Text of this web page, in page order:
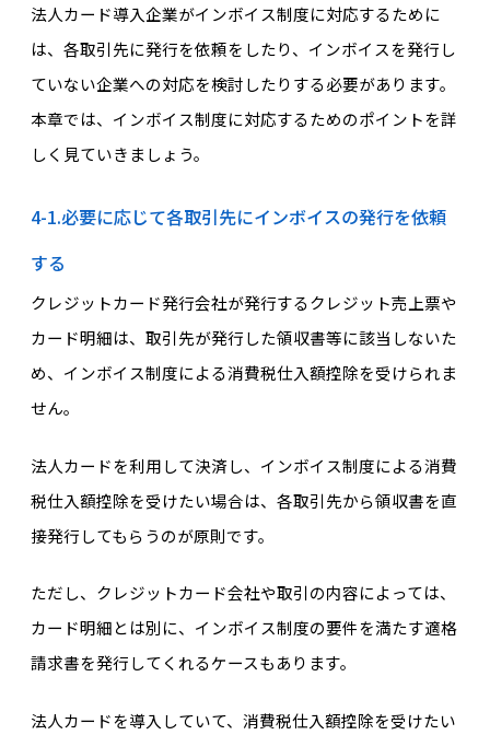
法人カード導入企業がインボイス制度に対応するために
は、各取引先に発行を依頼をしたり、インボイスを発行し
ていない企業への対応を検討したりする必要があります。
本章では、インボイス制度に対応するためのポイントを詳
しく見ていきましょう。
4-1.必要に応じて各取引先にインボイスの発行を依頼
する
クレジットカード発行会社が発行するクレジット売上票や
カード明細は、取引先が発行した領収書等に該当しないた
め、インボイス制度による消費税仕入額控除を受けられま
せん。
法人カードを利用して決済し、インボイス制度による消費
税仕入額控除を受けたい場合は、各取引先から領収書を直
接発行してもらうのが原則です。
ただし、クレジットカード会社や取引の内容によっては、
カード明細とは別に、インボイス制度の要件を満たす適格
請求書を発行してくれるケースもあります。
法人カードを導入していて、消費税仕入額控除を受けたい